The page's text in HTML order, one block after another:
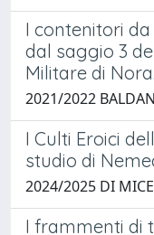
I contenitori
dal saggio 3
Militare di Nora.
2021/2022
I Culti Eroici
studio di
2024/2025 DI
I frammenti di